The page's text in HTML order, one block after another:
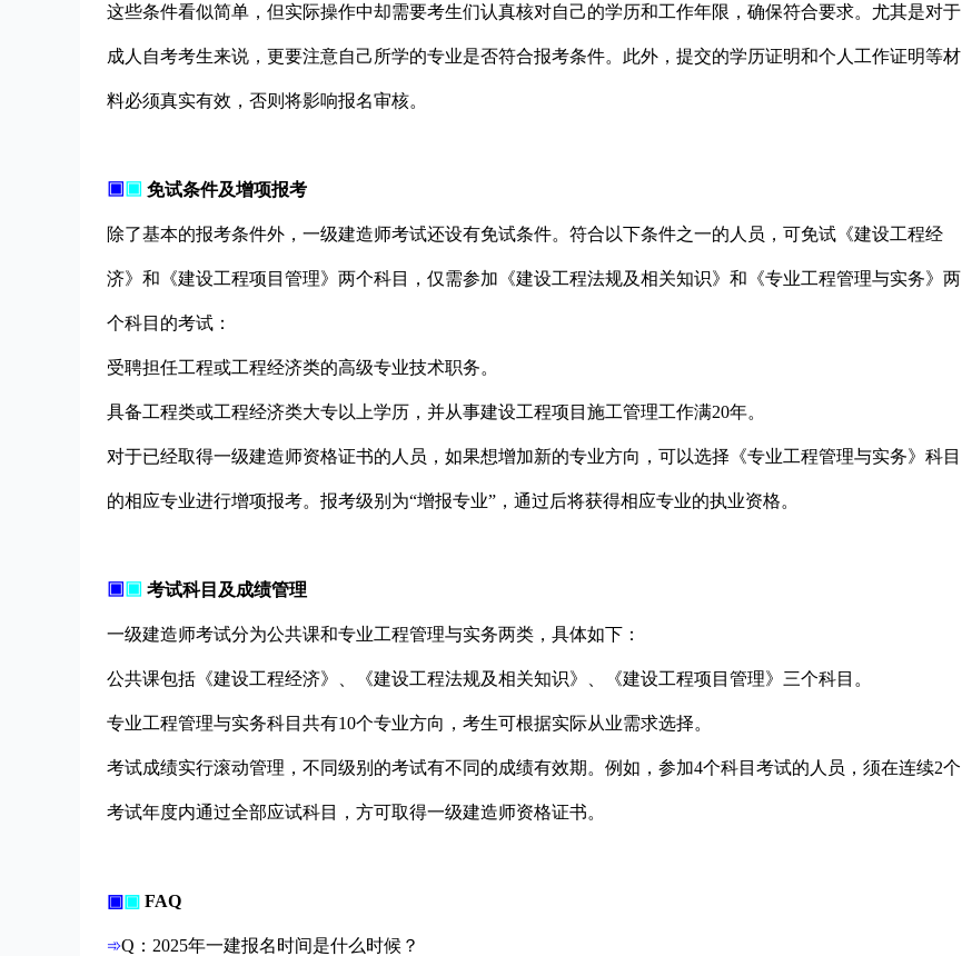
这些条件看似简单，但实际操作中却需要考生们认真核对自己的学历和工作年限，确保符合要求。尤其是对于
成人自考考生来说，更要注意自己所学的专业是否符合报考条件。此外，提交的学历证明和个人工作证明等材
料必须真实有效，否则将影响报名审核。
▣ ▣ 免试条件及增项报考
除了基本的报考条件外，一级建造师考试还设有免试条件。符合以下条件之一的人员，可免试《建设工程经
济》和《建设工程项目管理》两个科目，仅需参加《建设工程法规及相关知识》和《专业工程管理与实务》两
个科目的考试：
受聘担任工程或工程经济类的高级专业技术职务。
具备工程类或工程经济类大专以上学历，并从事建设工程项目施工管理工作满20年。
对于已经取得一级建造师资格证书的人员，如果想增加新的专业方向，可以选择《专业工程管理与实务》科目
的相应专业进行增项报考。报考级别为“增报专业”，通过后将获得相应专业的执业资格。
▣ ▣ 考试科目及成绩管理
一级建造师考试分为公共课和专业工程管理与实务两类，具体如下：
公共课包括《建设工程经济》、《建设工程法规及相关知识》、《建设工程项目管理》三个科目。
专业工程管理与实务科目共有10个专业方向，考生可根据实际从业需求选择。
考试成绩实行滚动管理，不同级别的考试有不同的成绩有效期。例如，参加4个科目考试的人员，须在连续2个
考试年度内通过全部应试科目，方可取得一级建造师资格证书。
▣▣ FAQ
➾Q：2025年一建报名时间是什么时候？